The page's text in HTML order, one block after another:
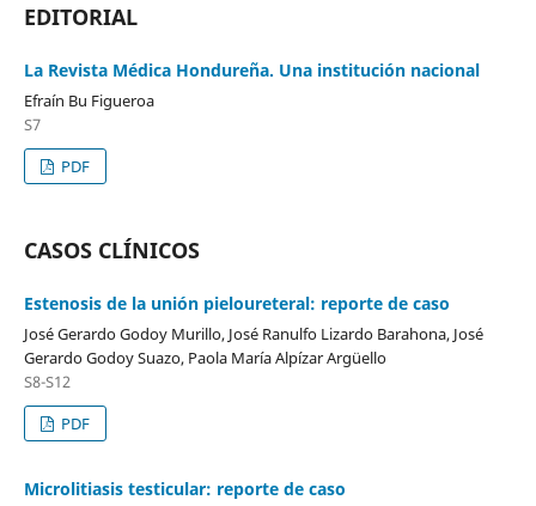
EDITORIAL
La Revista Médica Hondureña. Una institución nacional
Efraín Bu Figueroa
S7
PDF
CASOS CLÍNICOS
Estenosis de la unión pieloureteral: reporte de caso
José Gerardo Godoy Murillo, José Ranulfo Lizardo Barahona, José
Gerardo Godoy Suazo, Paola María Alpízar Argüello
S8-S12
PDF
Microlitiasis testicular: reporte de caso